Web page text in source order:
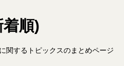
順)
関するトピックスのまとめページ